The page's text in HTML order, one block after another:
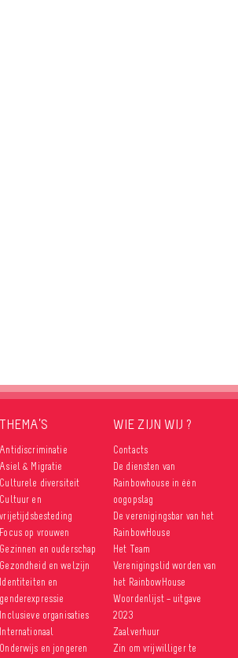
THEMA’S
Antidiscriminatie
Asiel & Migratie
Culturele diversiteit
Cultuur en
vrijetijdsbesteding
Focus op vrouwen
Gezinnen en ouderschap
Gezondheid en welzijn
Identiteiten en
genderexpressie
Inclusieve organisaties
Internationaal
Onderwijs en jongeren
WIE ZIJN WIJ ?
Contacts
De diensten van
Rainbowhouse in één
oogopslag
De verenigingsbar van het
RainbowHouse
Het Team
Verenigingslid worden van
het RainbowHouse
Woordenlijst – uitgave
2023
Zaalverhuur
Zin om vrijwilliger te